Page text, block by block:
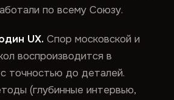
по всему Союзу.
UX. Спор московской и
воспроизводится в
точностью до деталей.
(глубинные интервью,